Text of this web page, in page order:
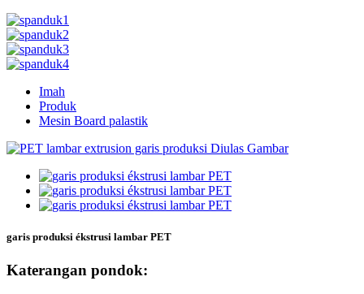
Imah
Produk
Mesin Board palastik
garis produksi ékstrusi lambar PET
Katerangan pondok: